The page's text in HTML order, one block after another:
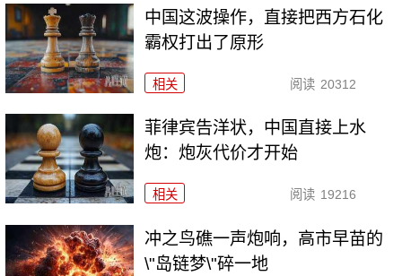
中国这波操作，直接把西方石化
霸权打出了原形
相关 阅读 20312
菲律宾告洋状，中国直接上水
炮：炮灰代价才开始
相关 阅读 19216
冲之鸟礁一声炮响，高市早苗的
\"岛链梦\"碎一地